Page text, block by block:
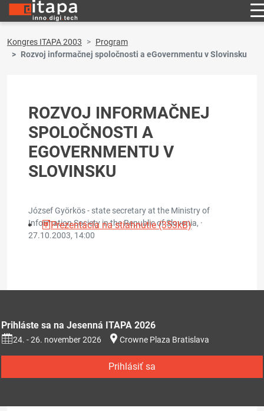
Kongres ITAPA 2003
Program
Rozvoj informačnej spoločnosti a eGovernmentu v Slovinsku
ROZVOJ INFORMAČNEJ
SPOLOČNOSTI A
EGOVERNMENTU V
SLOVINSKU
József Györkös - state secretary at the Ministry of
Information Society in the Republic of Slovenia, ·
27.10.2003, 14:00
Prezentácia na stiahnutie (353kB)
Prihláste sa na Jesenná ITAPA 2026
24. - 26. november 2026 Crowne Plaza Bratislava
Prihlásiť sa